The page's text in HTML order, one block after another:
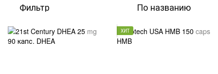
Фильтр По названию
ХИТ